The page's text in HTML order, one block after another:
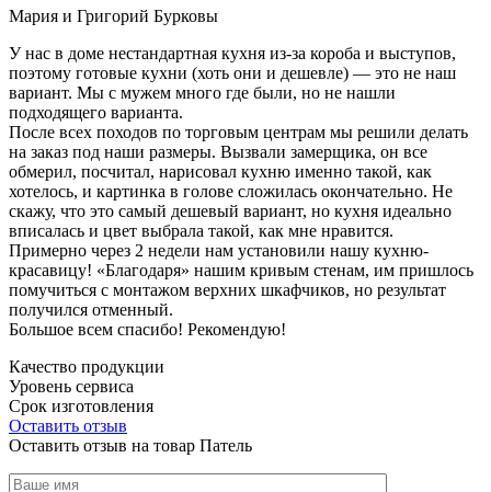
Мария и Григорий Бурковы
У нас в доме нестандартная кухня из-за короба и выступов,
поэтому готовые кухни (хоть они и дешевле) — это не наш
вариант. Мы с мужем много где были, но не нашли
подходящего варианта.
После всех походов по торговым центрам мы решили делать
на заказ под наши размеры. Вызвали замерщика, он все
обмерил, посчитал, нарисовал кухню именно такой, как
хотелось, и картинка в голове сложилась окончательно. Не
скажу, что это самый дешевый вариант, но кухня идеально
вписалась и цвет выбрала такой, как мне нравится.
Примерно через 2 недели нам установили нашу кухню-
красавицу! «Благодаря» нашим кривым стенам, им пришлось
помучиться с монтажом верхних шкафчиков, но результат
получился отменный.
Большое всем спасибо! Рекомендую!
Качество продукции
Уровень сервиса
Срок изготовления
Оставить отзыв
Оставить отзыв на товар Патель